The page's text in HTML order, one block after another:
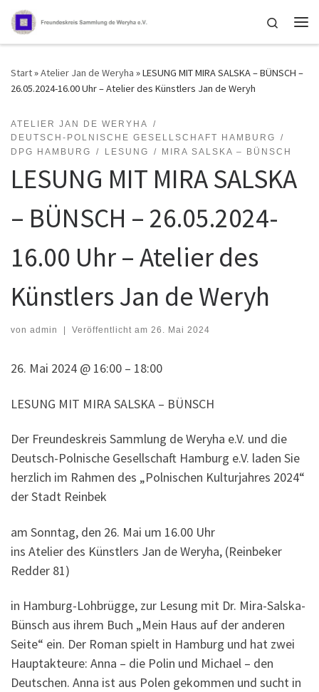
Zum Inhalt springen
Search
Start»Atelier Jan de Weryha »LESUNG MIT MIRA SALSKA – BÜNSCH –
26.05.2024-16.00 Uhr – Atelier des Künstlers Jan de Weryh
ATELIER JAN DE WERYHA
DEUTSCH-POLNISCHE GESELLSCHAFT HAMBURG
DPG HAMBURG
LESUNG MIRA SALSKA – BÜNSCH
LESUNG MIT MIRA SALSKA
– BÜNSCH – 26.05.2024-
16.00 Uhr – Atelier des
Künstlers Jan de Weryh
von admin Veröffentlicht am 26. Mai 2024
26. Mai 2024 @ 16:00 – 18:00
LESUNG MIT MIRA SALSKA – BÜNSCH
Der Freundeskreis Sammlung de Weryha e.V. und die
Deutsch-Polnische Gesellschaft Hamburg e.V. laden Sie
herzlich im Rahmen des „Polnischen Kulturjahres 2024“
der Stadt Reinbek
am Sonntag, den 26. Mai um 16.00 Uhr
ins Atelier des Künstlers Jan de Weryha, (Reinbeker
Redder 81)
in Hamburg-Lohbrügge, zur Lesung mit Dr. Mira-Salska-
Bünsch aus ihrem Buch „Mein Haus auf der anderen
Seite“ ein. Der Roman spielt in Hamburg und hat zwei
Hauptakteure: Anna – die Polin und Michael – den
Deutschen. Anna ist aus Polen gekommen und sucht in